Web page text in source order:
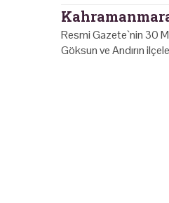
Resmi Gazete`nin 30
Göksun ve Andırın